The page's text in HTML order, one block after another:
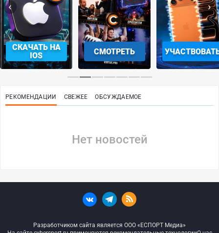
СКАЧАТЬ НА
IOS
СМОТРЕТЬ
‹ ›
РЕКОМЕНДАЦИИ СВЕЖЕЕ ОБСУЖДАЕМОЕ
Нет новостей
Разработчиком сайта является ООО «ЕСПОРТ Медиа»